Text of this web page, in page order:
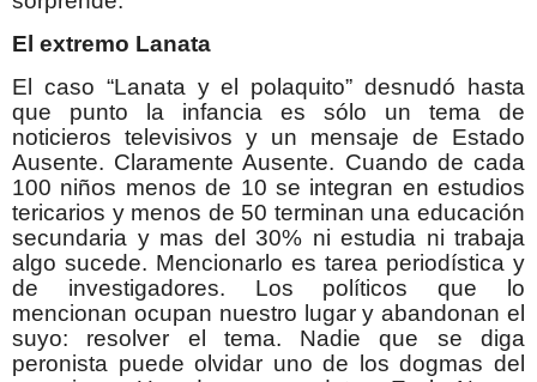
El extremo Lanata
El caso “Lanata y el polaquito” desnudó hasta
que punto la infancia es sólo un tema de
noticieros televisivos y un mensaje de Estado
Ausente. Claramente Ausente. Cuando de cada
100 niños menos de 10 se integran en estudios
tericarios y menos de 50 terminan una educación
secundaria y mas del 30% ni estudia ni trabaja
algo sucede. Mencionarlo es tarea periodística y
de investigadores. Los políticos que lo
mencionan ocupan nuestro lugar y abandonan el
suyo: resolver el tema. Nadie que se diga
peronista puede olvidar uno de los dogmas del